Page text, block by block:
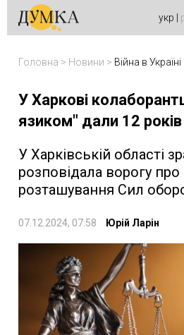
укр
Головна > Новини > Війна в Україні
У Харкові
язиком" дали 12
У Харківській області
розповідала ворогу про
розташування Сил
07.12.2024, 07:58 Юрій Ларін